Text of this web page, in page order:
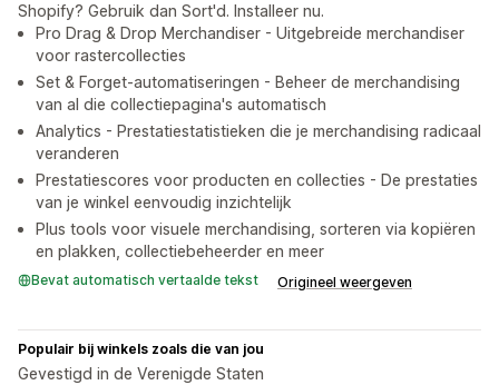
Shopify? Gebruik dan Sort'd. Installeer nu.
Pro Drag & Drop Merchandiser - Uitgebreide merchandiser
voor rastercollecties
Set & Forget-automatiseringen - Beheer de merchandising
van al die collectiepagina's automatisch
Analytics - Prestatiestatistieken die je merchandising radicaal
veranderen
Prestatiescores voor producten en collecties - De prestaties
van je winkel eenvoudig inzichtelijk
Plus tools voor visuele merchandising, sorteren via kopiëren
en plakken, collectiebeheerder en meer
Bevat automatisch vertaalde tekst Origineel weergeven
Populair bij winkels zoals die van jou
Gevestigd in de Verenigde Staten